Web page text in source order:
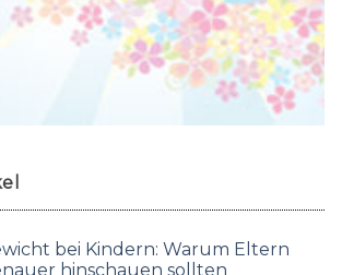
bei Kindern: Warum Eltern
hinschauen sollten